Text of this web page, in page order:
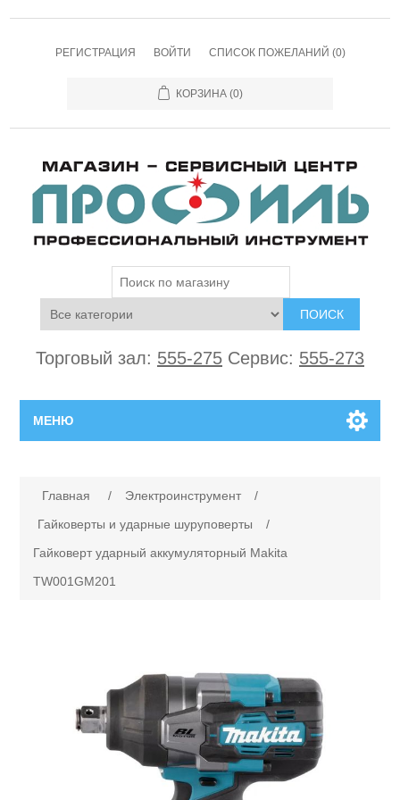
РЕГИСТРАЦИЯ ВОЙТИ СПИСОК ПОЖЕЛАНИЙ (0)
КОРЗИНА (0)
ПОИСК
Торговый зал: 555-275 Сервис: 555-273
МЕНЮ
Сервисный центр
Ремонт инструмента марки Makita
Ремонт инструмента марки Champion
Производители
Главная / Электроинструмент
/
Гайковерты и ударные шуруповерты
/
Гайковерт ударный аккумуляторный Makita
TW001GM201